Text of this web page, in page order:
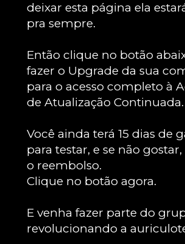
deixar esta página ela
pra sempre.
Então clique no botão
fazer o Upgrade da sua
para o acesso completo à
de Atualização Continuada.
Você ainda terá 15 dias de
para testar, e se não
o reembolso.
Clique no botão agora.
E venha fazer parte do
revolucionando a